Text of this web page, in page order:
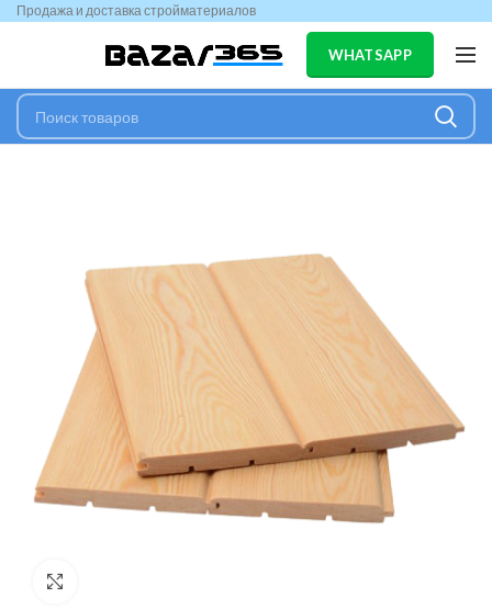
Продажа и доставка стройматериалов
WHATSAPP